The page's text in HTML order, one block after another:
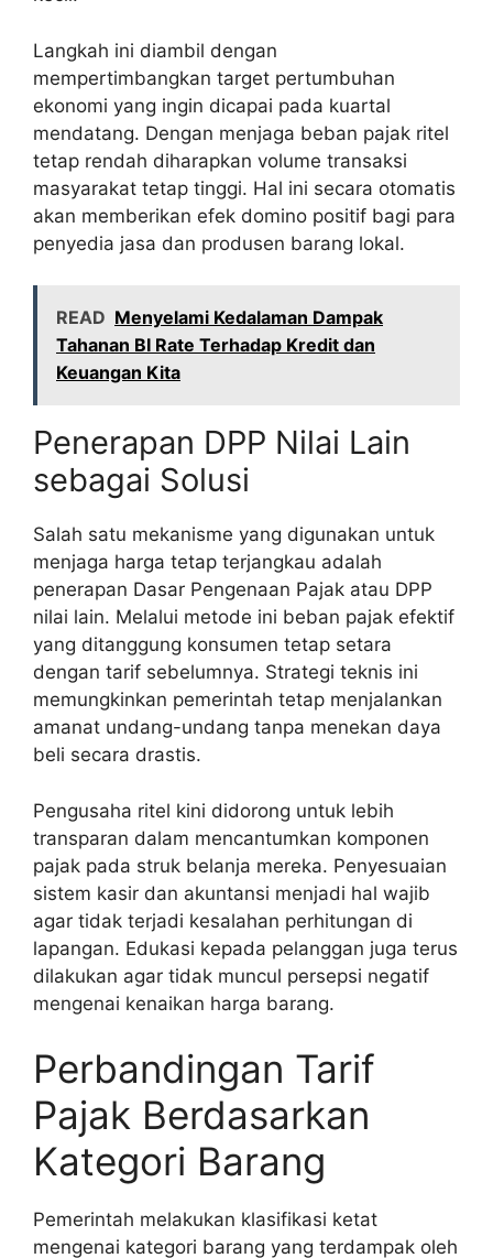
Langkah ini diambil dengan
mempertimbangkan target pertumbuhan
ekonomi yang ingin dicapai pada kuartal
mendatang. Dengan menjaga beban pajak ritel
tetap rendah diharapkan volume transaksi
masyarakat tetap tinggi. Hal ini secara otomatis
akan memberikan efek domino positif bagi para
penyedia jasa dan produsen barang lokal.
READ Menyelami Kedalaman Dampak
Tahanan BI Rate Terhadap Kredit dan
Keuangan Kita
Penerapan DPP Nilai Lain
sebagai Solusi
Salah satu mekanisme yang digunakan untuk
menjaga harga tetap terjangkau adalah
penerapan Dasar Pengenaan Pajak atau DPP
nilai lain. Melalui metode ini beban pajak efektif
yang ditanggung konsumen tetap setara
dengan tarif sebelumnya. Strategi teknis ini
memungkinkan pemerintah tetap menjalankan
amanat undang-undang tanpa menekan daya
beli secara drastis.
Pengusaha ritel kini didorong untuk lebih
transparan dalam mencantumkan komponen
pajak pada struk belanja mereka. Penyesuaian
sistem kasir dan akuntansi menjadi hal wajib
agar tidak terjadi kesalahan perhitungan di
lapangan. Edukasi kepada pelanggan juga terus
dilakukan agar tidak muncul persepsi negatif
mengenai kenaikan harga barang.
Perbandingan Tarif
Pajak Berdasarkan
Kategori Barang
Pemerintah melakukan klasifikasi ketat
mengenai kategori barang yang terdampak oleh